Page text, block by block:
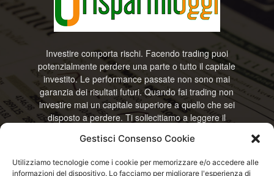
Gestisci Consenso Cookie
Utilizziamo tecnologie come i cookie per memorizzare e/o accedere alle
informazioni del dispositivo. Lo facciamo per migliorare l'esperienza di
Investire comporta rischi. Facendo trading puoi
potenzialmente perdere una parte o tutto il capitale
investito. Le performance passate non sono mai
garanzia dei risultati futuri. Quando fai trading non
investire mai un capitale superiore a quello che sei
disposto a perdere. Ti sollecitiamo a leggere il
RisparmiOggi non offre alcun genere di consulenza
informazioni riportate. Continuando ad accedere o